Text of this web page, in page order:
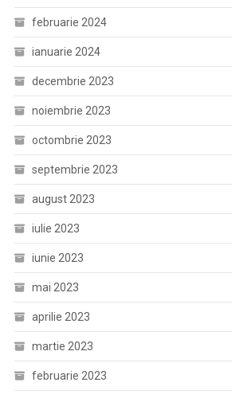
februarie 2024
ianuarie 2024
decembrie 2023
noiembrie 2023
octombrie 2023
septembrie 2023
august 2023
iulie 2023
iunie 2023
mai 2023
aprilie 2023
martie 2023
februarie 2023